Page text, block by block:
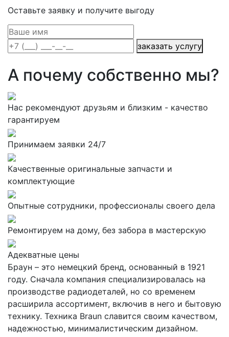
Оставьте заявку и получите выгоду
заказать услугу
А почему собственно мы?
Нас рекомендуют друзьям и близким - качество
гарантируем
Принимаем заявки 24/7
Качественные оригинальные запчасти и
комплектующие
Опытные сотрудники, профессионалы своего дела
Ремонтируем на дому, без забора в мастерскую
Адекватные цены
Браун – это немецкий бренд, основанный в 1921
году. Сначала компания специализировалась на
производстве радиодеталей, но со временем
расширила ассортимент, включив в него и бытовую
технику. Техника Braun славится своим качеством,
надежностью, минималистическим дизайном.